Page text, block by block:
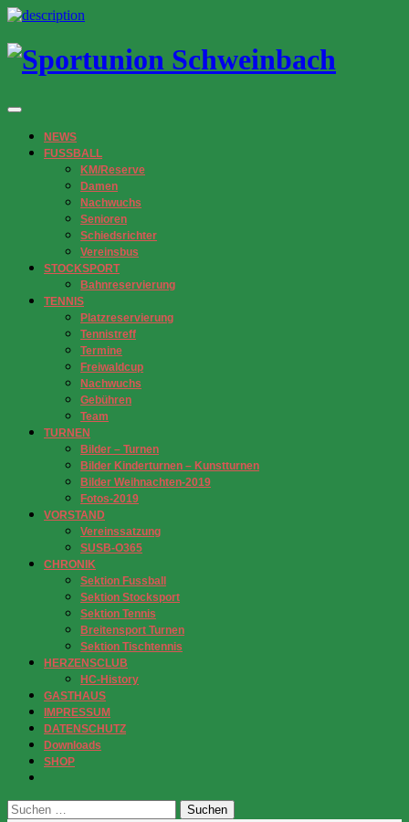
NEWS
FUSSBALL
KM/Reserve
Damen
Nachwuchs
Senioren
Schiedsrichter
Vereinsbus
STOCKSPORT
Bahnreservierung
TENNIS
Platzreservierung
Tennistreff
Termine
Freiwaldcup
Nachwuchs
Gebühren
Team
TURNEN
Bilder – Turnen
Bilder Kinderturnen – Kunstturnen
Bilder Weihnachten-2019
Fotos-2019
VORSTAND
Vereinssatzung
SUSB-O365
CHRONIK
Sektion Fussball
Sektion Stocksport
Sektion Tennis
Breitensport Turnen
Sektion Tischtennis
HERZENSCLUB
HC-History
GASTHAUS
IMPRESSUM
DATENSCHUTZ
Downloads
SHOP
Suchen